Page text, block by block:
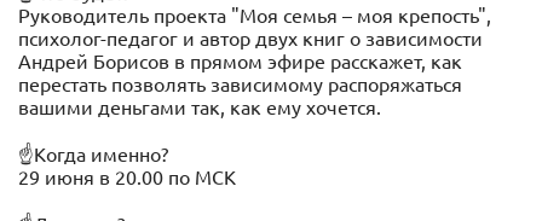
Руководитель проекта "Моя семья – моя крепость",
психолог-педагог и автор двух книг о зависимости
Андрей Борисов в прямом эфире расскажет, как
перестать позволять зависимому распоряжаться
вашими деньгами так, как ему хочется.
☝Когда именно?
29 июня в 20.00 по МСК